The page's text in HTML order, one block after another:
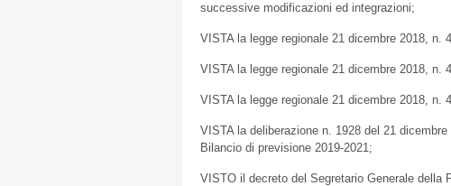
successive modificazioni ed integrazioni;
VISTA la legge regionale 21 dicembre 2018, n.
VISTA la legge regionale 21 dicembre 2018, n.
VISTA la legge regionale 21 dicembre 2018, n.
VISTA la deliberazione n. 1928 del 21
Bilancio di previsione 2019-2021;
VISTO il decreto del Segretario Generale della